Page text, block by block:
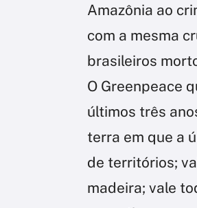
Amazônia ao
com a mesma
brasileiros
O Greenpeace
últimos três
terra em que a
de territórios;
madeira; vale